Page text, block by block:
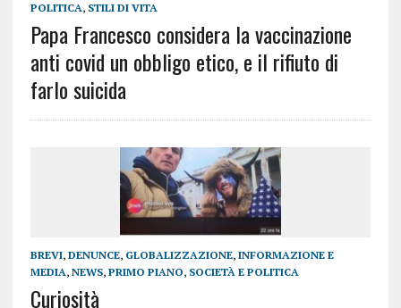
POLITICA, STILI DI VITA
Papa Francesco considera la vaccinazione
anti covid un obbligo etico, e il rifiuto di
farlo suicida
BREVI, DENUNCE, GLOBALIZZAZIONE, INFORMAZIONE E
MEDIA, NEWS, PRIMO PIANO, SOCIETÀ E POLITICA
Curiosità